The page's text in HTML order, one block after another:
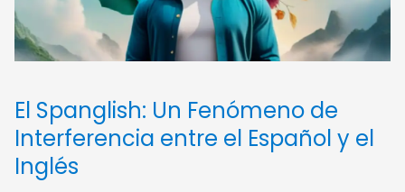
El Spanglish: Un Fenómeno de
Interferencia entre el Español y el
Inglés